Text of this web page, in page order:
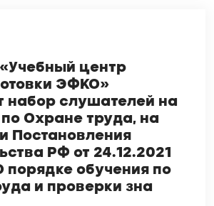
центр
ЭФКО»
набор слушателей на
Охране труда, на
Постановления
РФ от 24.12.2021
обучения по
и проверки зна